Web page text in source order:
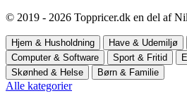
© 2019 - 2026 Toppricer.dk en del af
Hjem & Husholdning Have & Udemiljø
Computer & Software
Sport & Fritid
Skønhed & Helse
Børn & Familie
Alle kategorier